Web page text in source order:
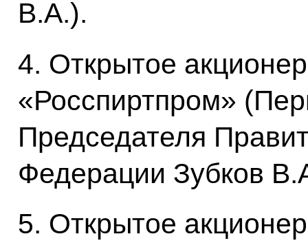
В.А.).
4. Открытое
«Росспиртпром»
Председателя
Федерации Зубков
5. Открытое